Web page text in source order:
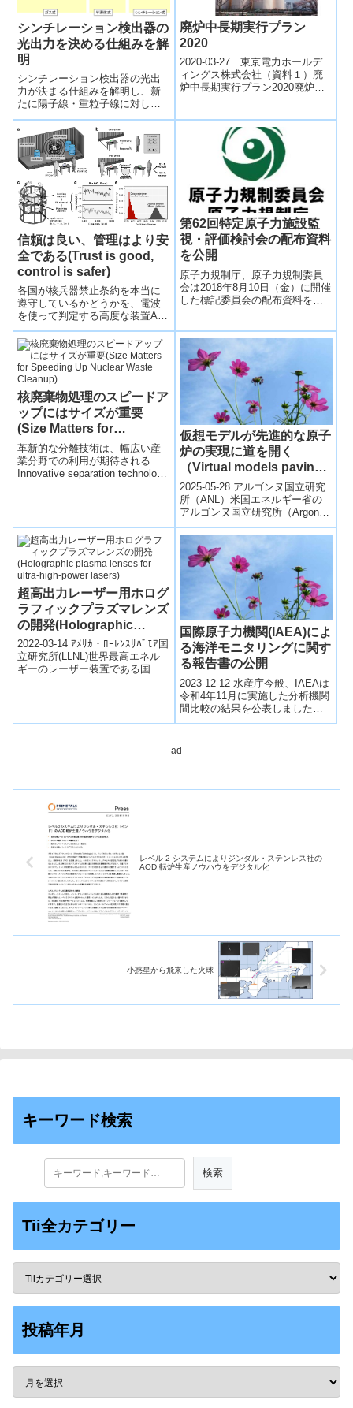
シンチレーション検出器の
光出力を決める仕組みを解
明
シンチレーション検出器の光出
力が決まる仕組みを解明し、新
たに陽子線・重粒子線に対して
も発光量を正確に予測すること
を可能にした。シンチレーショ
ン検出器による正確な放射線計
測や新しい測定器の開発への貢
献が期待できる。
廃炉中長期実行プラン
2020
2020-03-27 東京電力ホールデ
ィングス株式会社（資料１）廃
炉中長期実行プラン2020廃炉中
信頼は良い、管理はより安
全である(Trust is good,
control is safer)
各国が核兵器禁止条約を本当に
遵守しているかどうかを、電波
を使って判定する高度な装置A
sophisticated device uses radio
waves...
第62回特定原子力施設監
視・評価検討会の配布資料
を公開
原子力規制庁、原子力規制委員
会は2018年8月10日（金）に開催
した標記委員会の配布資料を公
の低減目標マップを踏まえた主
な検討指示事項の対応状況につ
いて」外4題。
核廃棄物処理のスピードア
ップにはサイズが重要
(Size Matters for
Speeding Up Nuclear
Waste Cleanup)
革新的な分離技術は、幅広い産
業分野での利用が期待される
Innovative separation technology
仮想モデルが先進的な原子
炉の実現に道を開く
（Virtual models paving
the way for advanced
nuclear reactors）
2025-05-28 アルゴンヌ国立研究
所（ANL）米国エネルギー省の
アルゴンヌ国立研究所（Argonne
National Laboratory）は、先進的
な...
超高出力レーザー用ホログ
ラフィックプラズマレンズ
の開発(Holographic
plasma lenses for ultra-
high-power lasers)
2022-03-14 ｱﾒﾘｶ・ﾛｰﾚﾝｽﾘﾊﾞﾓｱ国
立研究所(LLNL)世界最高エネル
ギーのレーザー装置である国立
国際原子力機関(IAEA)によ
る海洋モニタリングに関す
る報告書の公開
2023-12-12 水産庁今般、IAEAは
令和4年11月に実施した分析機関
間比較の結果を公表しましたの
でお知らせします。この分析機
韓...
ad
レベル 2 システムによりジンダル・ステンレス社の
AOD 転炉生産ノウハウをデジタル化
小惑星から飛来した火球
キーワード検索
Tii全カテゴリー
投稿年月